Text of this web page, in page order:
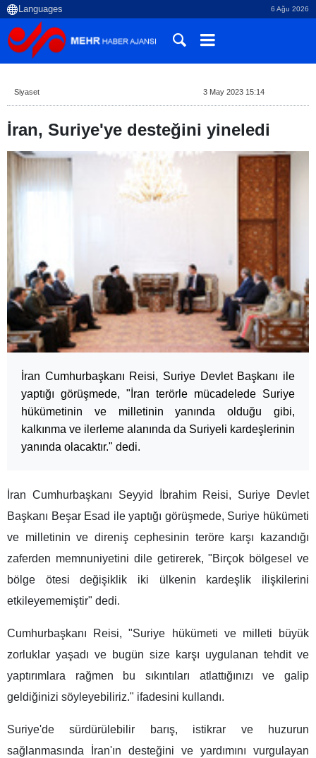
6 Ağu 2026
Siyaset 3 May 2023 15:14
İran, Suriye'ye desteğini yineledi
İran Cumhurbaşkanı Reisi, Suriye Devlet Başkanı ile
yaptığı görüşmede, "İran terörle mücadelede Suriye
hükümetinin ve milletinin yanında olduğu gibi,
kalkınma ve ilerleme alanında da Suriyeli kardeşlerinin
yanında olacaktır." dedi.
İran Cumhurbaşkanı Seyyid İbrahim Reisi, Suriye Devlet
Başkanı Beşar Esad ile yaptığı görüşmede, Suriye hükümeti
ve milletinin ve direniş cephesinin teröre karşı kazandığı
zaferden memnuniyetini dile getirerek, "Birçok bölgesel ve
bölge ötesi değişiklik iki ülkenin kardeşlik ilişkilerini
etkileyememiştir" dedi.
Cumhurbaşkanı Reisi, "Suriye hükümeti ve milleti büyük
zorluklar yaşadı ve bugün size karşı uygulanan tehdit ve
yaptırımlara rağmen bu sıkıntıları atlattığınızı ve galip
geldiğinizi söyleyebiliriz." ifadesini kullandı.
Suriye'de sürdürülebilir barış, istikrar ve huzurun
sağlanmasında İran'ın desteğini ve yardımını vurgulayan